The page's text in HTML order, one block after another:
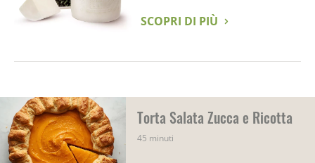
SCOPRI DI PIÙ
Torta Salata Zucca e Ricotta
45 minuti